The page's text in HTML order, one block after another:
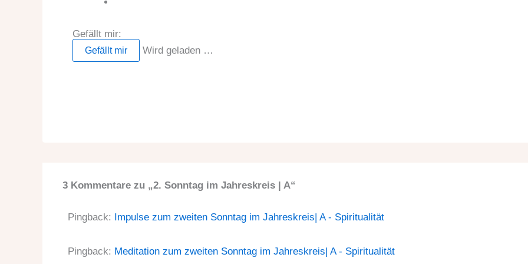
Gefällt mir:
Gefällt mir Wird geladen …
3 Kommentare zu „2. Sonntag im Jahreskreis | A“
Pingback: Impulse zum zweiten Sonntag im Jahreskreis| A - Spiritualität
Pingback: Meditation zum zweiten Sonntag im Jahreskreis| A - Spiritualität